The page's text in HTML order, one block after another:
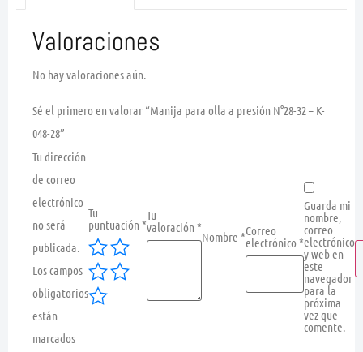
Valoraciones
No hay valoraciones aún.
Sé el primero en valorar “Manija para olla a presión N°28-32 – K-
048-28”
Tu dirección
de correo
electrónico
no será
publicada.
Los campos
obligatorios
están
marcados
Tu
puntuación *
Tu
valoración *
Nombre *Correo
electrónico *
Guarda mi
nombre,
correo
electrónico
y web en
este
navegador
para la
próxima
vez que
comente.